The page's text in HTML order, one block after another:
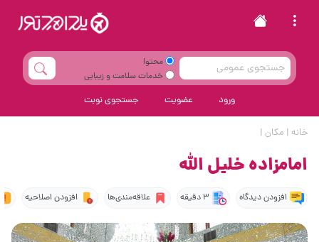
محتوا
خدمات سلامت و زیبایی
ورود عضویت جستجوی نوبت
خانه | مکان |
امامزاده خلیل الله
افزودن دیدگاه 3 دقیقه علاقه‌مندی‌ها افزودن اصلاحیه